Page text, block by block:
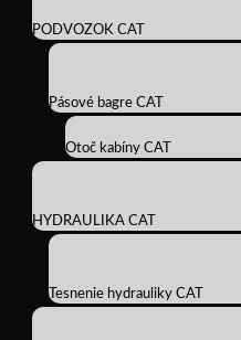
PODVOZOK CAT
Pásové bagre CAT
Otoč kabíny CAT
HYDRAULIKA CAT
Tesnenie hydrauliky CAT